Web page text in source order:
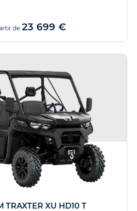
de 23 699 €
TRAXTER XU HD10 T